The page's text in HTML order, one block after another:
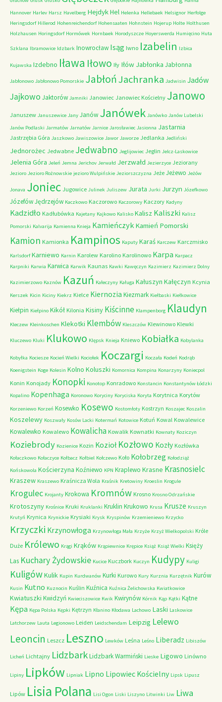
Hannover Harlev Harsz Havelberg HejdykHel Helenka Hellebaek Helsignor Herfolge
Heringsdorf Hillerod Hohenreichendorf Hohensaaten Hohnstein Hojerup Holte Holthusen
Holzhausen Horingsdorf Hormówek Hornbaek Horodyszcze Hoyerswerda Humięcino Huta
Szklana Ibramowice Idzbark Inowrocław Isąg Iwno Izabelin Izbica
Kujawska Izdebno Iława Iłowo Iły Iłów Jabłonka Jabłonna
Jabłonowo Jabłonowo Pomorskie JabłońJachranka Jadwisin Jadów
Jajkowo Jaktorów Jamniki Janowiec Janowiec Kościelny Janowo
Januszew Januszewice Jany Janów Janówek Janówko Janów Lubelski
Janów Podlaski Jarmatów Jarnatów Jarnice Jarosławiec Jasionna Jastarnia
Jastrzębia Góra Jaszkowo Jawiszowice Jawor Jaworze Jedlanka Jedliński
Jednorożec Jedwabne Jedwabno Jeglijowiec Jeglin Jelcz-Laskowice
Jelenia Góra Jeleń Jemna Jerichov Jerwałd Jerzwałd Jezierzyce Jeziorany
Jezioro Jezioro Rożnowskie jezioro Wulpińskie Jeziorszczyzna Jeże Jeżewo Jeżów
Jonava Joniec Jugowice Julinek Juliszew Jurata Jurki Jurzyn Józefkowo
JózefówJędrzejów Kaczkowo Kaczorowo Kaczorowy Kaczory Kadyny
Kadzidło Kadłubówka Kajetany Kajkowo Kalisko Kalisz Kaliszki Kalisz
Pomorski Kalvarija Kamienna Knieja Kamieńczyk Kamień Pomorski
Kamion Kamionka Kampinos Kaputy Karaś Karczew Karczmisko
Karlsdorf Karniewo Karnin Karolew Karolino Karolinowo Karpa Karpacz
Karpniki Karwia Karwica Karwik Kaunas Kawki Kawęczyn Kazimierz Kazimierz Dolny
Kazimierzowo Kaznów Kazuń Kałeczyny Kaługa Kałuszyn Kałęczyn Kcynia
Kerszek Kicin Kiciny Kiekrz Kielce Kiernozia Kiezmark Kiełbaski Kiełkowice
Kiełpin Kiełpino Kikół Kilonia Kisiny Kiścinne Klampenborg Klaudyn
Kleczew Kleinkoschen Klekotki Klembów Kleszczów Klewinowo Klewki
Kluczewo Kluki Klukowo Klępsk Knieja Kniewo Kobiałka Kobylanka
Kobyłka Kociesze Kocień Wielki Kociołek Koczargi Koczała Kodeń Kodrąb
Koenigstein Koge Kolesin Kolno Koluszki Komornica Kompina Konarzyny Koniecpol
Konin Konojady Konopki Konotop Konradowo Konstancin Konstantynów Łódzki
Kopalino Kopenhaga Koronowo Koryciny Koryciska Koryta Korytnica Korytów
Korzeniewo Korzeń Kosewko Kosewo Kostomłoty Kostrzyn Koszajec Koszalin
Koszelewy Koszwały Kosów Lacki Kotermań Kotowice Kotuń Kowal Kowalewice
Kowalewko Kowalewo Kowalicha Kowalik Kownatki Kownaty Koziczyn
Koziebrody Kozienice Kozin Kozioł Kozłowo Kozły Kozłówka
Kołaczkowo Kołaczyce Kołbacz Kołbiel Kołczewo Koło Kołobrzeg Kołodziąż
Końskowola Kościerzyna Koźniewo KPN Kraplewo Krasne Krasnosielc
Kraszew Kraszewo Kraśnicza Wola Kraśnik Kretowiny Kroeslin Krogule
Krogulec Krojanty Krokowa Kromnów Krosno Krosno Odrzańskie
Krotoszyny Krośnice Kruki Kruklanki Kruklin Krukowo Krusa Krusze Kruszyn
Krutyń Krynica Krynickie Krysiaki Krysk Kryspinów Krzemieniewo Krzycko
Krzyczki Krzynowłoga Krzynowłoga Mała Krzyże Krzyż Wielkopolski Króle
Duże Królewo Krągi Krąków Krąpiewnice Krępice Książ Książ Wielki Księży
Las Kuchary Żydowskie Kucice Kuczbork Kuczyn Kudypy Kuligi
KuligówKulik Kupin Kurdwanów Kurki Kurowo Kury Kurznia Kurzętnik Kurów
Kusin Kutno Kuznocin Kuślin Kuźnica Kuźnica Żelichowska Kwiatkowice
Kwiatuszki Kwidzyń Kwieciszowice Kwik Kwirynów Kórnik Kąp Kątki Kątne
Kępa Kępa Polska Kępki Kętrzyn Kłanino Kłodawa Lachowo Laski Laskowice
Latchorzew Lauta Legionowo Leiden Leidschendam Leipzig Lelewo
Leoncin Leszcz Leszno Lewków Leśna Leśno Liberadz Libiszów
Licheń Lichtajny LidzbarkLidzbark Warmiński Lieske Ligowo Linówno
Lipiny Lipków Lipniak Lipno Lipowiec Kościelny Lipsk Lipusz
Lipów Lisia Polana Lisi Ogon Liski Liszyno Litwinki Liw Liwa